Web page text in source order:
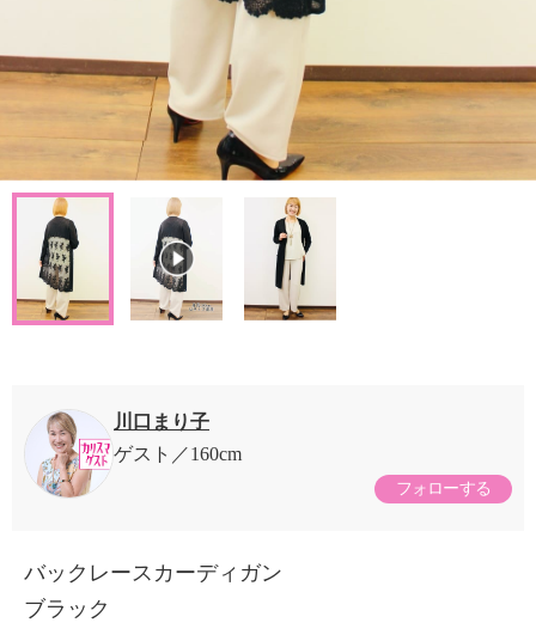
川口まり子
ゲスト
160cm
フォローする
バックレースカーディガン
ブラック